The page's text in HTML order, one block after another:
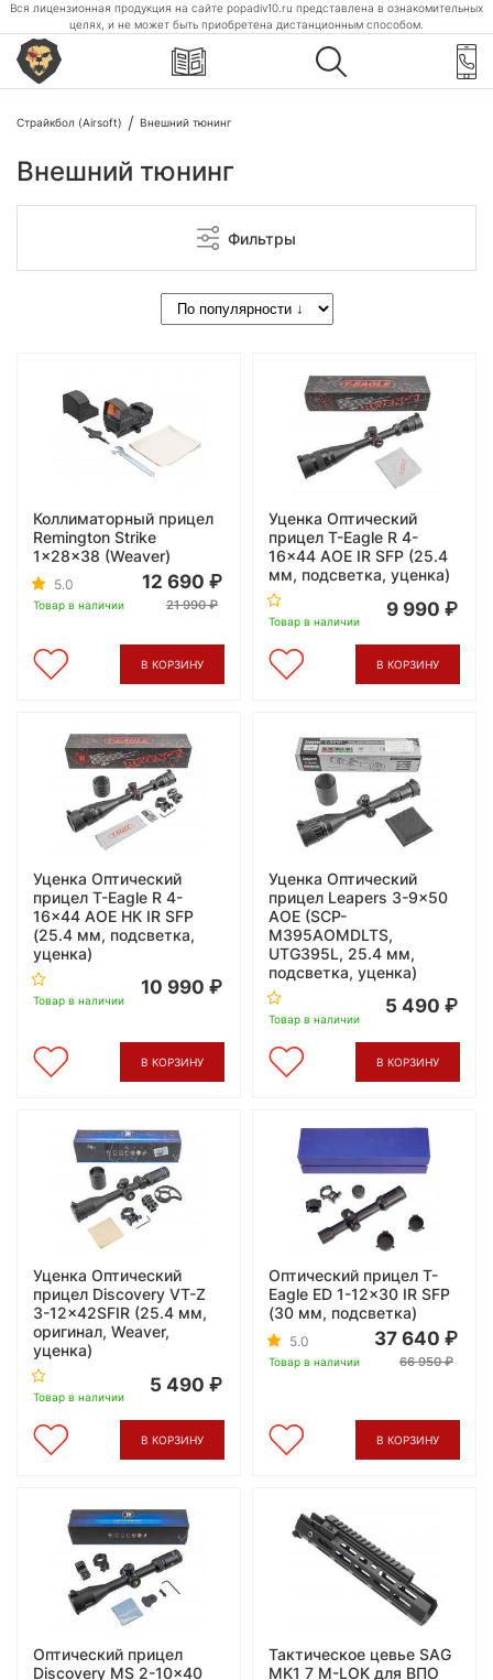
Вся лицензионная продукция на сайте popadiv10.ru представлена в ознакомительных
целях, и не может быть приобретена дистанционным способом.
Страйкбол (Airsoft) Внешний тюнинг
Внешний тюнинг
Фильтры
Коллиматорный прицел
Remington Strike
1x28x38 (Weaver)
5.0
Товар в наличии
12 690
21 990
В КОРЗИНУ
Уценка Оптический
прицел T-Eagle R 4-
16x44 AOE IR SFP (25.4
мм, подсветка, уценка)
Товар в наличии
9 990
В КОРЗИНУ
Уценка Оптический
прицел T-Eagle R 4-
16x44 AOE HK IR SFP
(25.4 мм, подсветка,
уценка)
Товар в наличии
10 990
В КОРЗИНУ
Уценка Оптический
прицел Leapers 3-9x50
AOE (SCP-
M395AOMDLTS,
UTG395L, 25.4 мм,
подсветка, уценка)
Товар в наличии
5 490
В КОРЗИНУ
Уценка Оптический
прицел Discovery VT-Z
3-12x42SFIR (25.4 мм,
оригинал, Weaver,
уценка)
Товар в наличии
5 490
В КОРЗИНУ
Оптический прицел T-
Eagle ED 1-12x30 IR SFP
(30 мм, подсветка)
5.0
Товар в наличии
37 640
66 950
В КОРЗИНУ
Оптический прицел
Discovery MS 2-10x40
Тактическое цевье SAG
MK1 7 М-LOK для ВПО